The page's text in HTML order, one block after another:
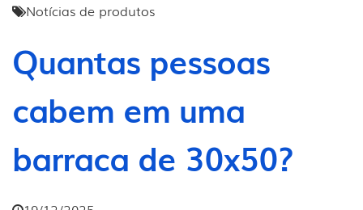
Notícias de produtos
Quantas pessoas
cabem em uma
barraca de 30x50?